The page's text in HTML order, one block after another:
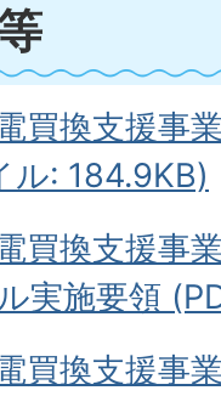
買換支援事
ル: 184.9KB)
買換支援事
実施要領
買換支援事